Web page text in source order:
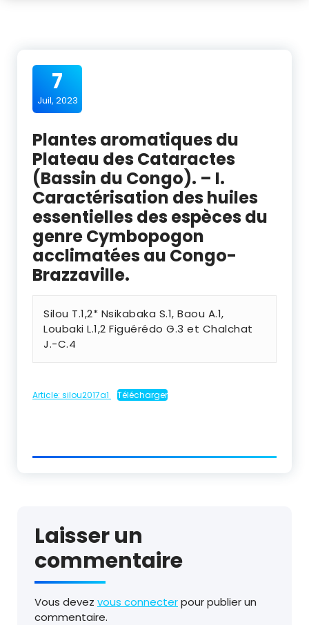
7
Juil, 2023
Plantes aromatiques du
Plateau des Cataractes
(Bassin du Congo). – I.
Caractérisation des huiles
essentielles des espèces du
genre Cymbopogon
acclimatées au Congo-
Brazzaville.
Silou T.1,2* Nsikabaka S.1, Baou A.1,
Loubaki L.1,2 Figuérédo G.3 et Chalchat
J.-C.4
Article: silou2017a1 Télécharger
Laisser un
commentaire
Vous devez vous connecterpour publier un
commentaire.